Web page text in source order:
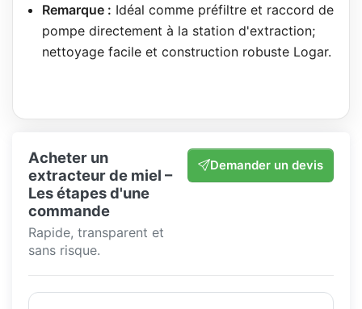
Remarque : Idéal comme préfiltre et raccord de
pompe directement à la station d'extraction;
nettoyage facile et construction robuste Logar.
Acheter un
extracteur de miel –
Les étapes d'une
commande
Rapide, transparent et
sans risque.
Demander un devis